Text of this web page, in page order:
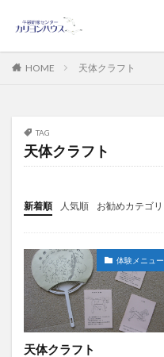
HOME 天体クラフト
TAG
天体クラフト
新着順 人気順 お勧めカテゴリ
お知らせ
体験メニュー
天体クラフト